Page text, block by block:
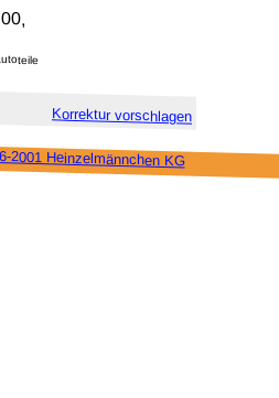
Korrektur vor­schlagen
2001 Heinzel­männchen KG